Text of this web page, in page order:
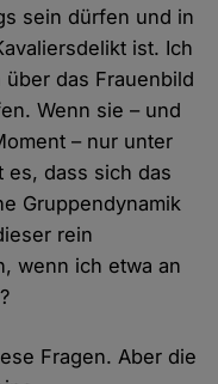
sein dürfen und in
ist. Ich
das Frauenbild
Wenn sie – und
– nur unter
es, dass sich das
Gruppendynamik
rein
wenn ich etwa an
Fragen. Aber die